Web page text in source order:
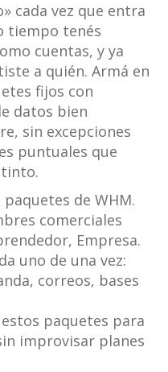
cada vez que entra
tiempo tenés
cuentas, y ya
a quién. Armá en
fijos con
datos bien
sin excepciones
puntuales que
de WHM.
comerciales
Empresa.
uno de una vez:
correos, bases
paquetes para
improvisar planes